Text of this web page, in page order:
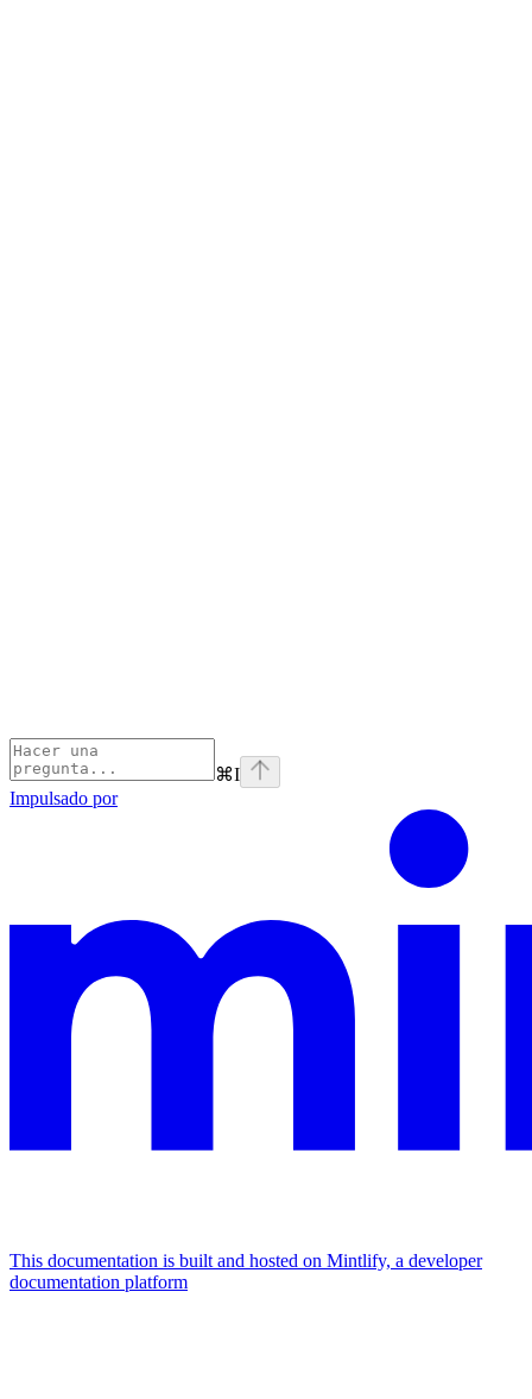
⌘I
Impulsado por
This documentation is built and hosted on Mintlify, a developer
documentation platform